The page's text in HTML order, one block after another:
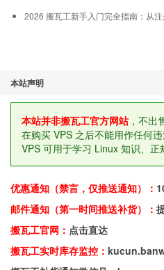
2026 搬瓦工新手入门完全指南：从
本站声明
本站并非搬瓦工官方网站，不出
在购买 VPS 之后不能用作任何
VPS 可用于学习 Linux 知识、正
优惠通知（禁言，仅推送通知）：
邮件通知（第一时间推送补货）：
搬瓦工官网： 点击直达
搬瓦工实时库存监控：